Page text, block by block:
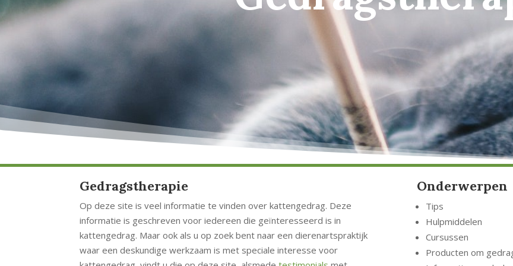
Gedragstherapie
Op deze site is veel informatie te vinden over kattengedrag. Deze
informatie is geschreven voor iedereen die geïnteresseerd is in
kattengedrag. Maar ook als u op zoek bent naar een dierenartspraktijk
waar een deskundige werkzaam is met speciale interesse voor
Onderwerpen
Tips
Hulpmiddelen
Cursussen
Producten om